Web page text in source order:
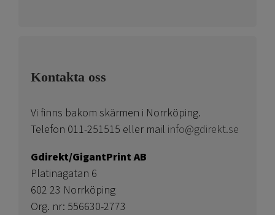
Kontakta oss
Vi finns bakom skärmen i Norrköping.
Telefon 011-251515 eller mail info@gdirekt.se
Gdirekt/GigantPrint AB
Platinagatan 6
602 23 Norrköping
Org. nr: 556630-2773